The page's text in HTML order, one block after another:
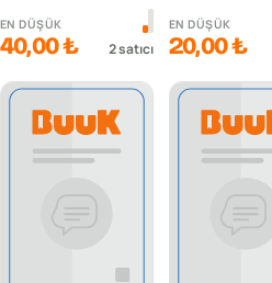
EN DÜŞÜK
40,00 ₺ 2satıcı
EN DÜŞÜK
20,00 ₺